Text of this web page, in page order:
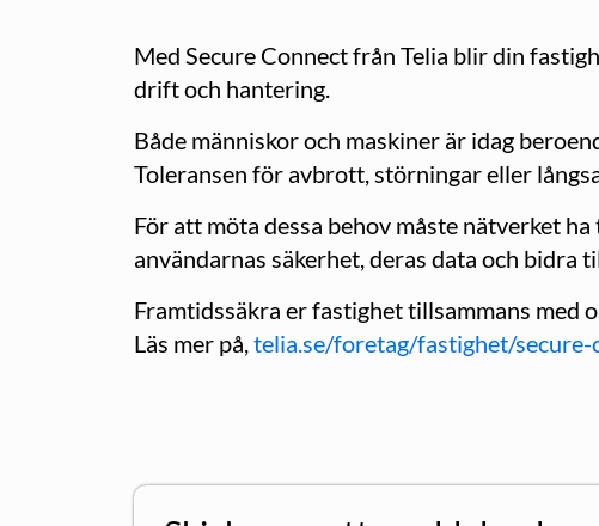
Med Secure Connect från Telia blir din
drift och hantering.
Både människor och maskiner är idag
Toleransen för avbrott, störningar eller
För att möta dessa behov måste nätverket
användarnas säkerhet, deras data och bidra
Framtidssäkra er fastighet tillsammans med
Läs mer på,telia.se/foretag/fastighet/secure-